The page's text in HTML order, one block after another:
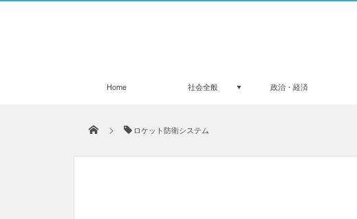
Home 社会全般 政治・経済
ロケット防衛システム